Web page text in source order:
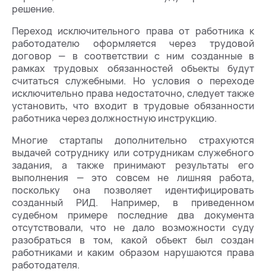
решение.
Переход исключительного права от работника к
работодателю оформляется через трудовой
договор — в соответствии с ним созданные в
рамках трудовых обязанностей объекты будут
считаться служебными. Но условия о переходе
исключительно права недостаточно, следует также
установить, что входит в трудовые обязанности
работника через должностную инструкцию.
Многие стартапы дополнительно страхуются
выдачей сотруднику или сотрудникам служебного
задания, а также принимают результаты его
выполнения — это совсем не лишняя работа,
поскольку она позволяет идентифицировать
созданный РИД. Например, в приведенном
судебном примере последние два документа
отсутствовали, что не дало возможности суду
разобраться в том, какой объект был создан
работниками и каким образом нарушаются права
работодателя.